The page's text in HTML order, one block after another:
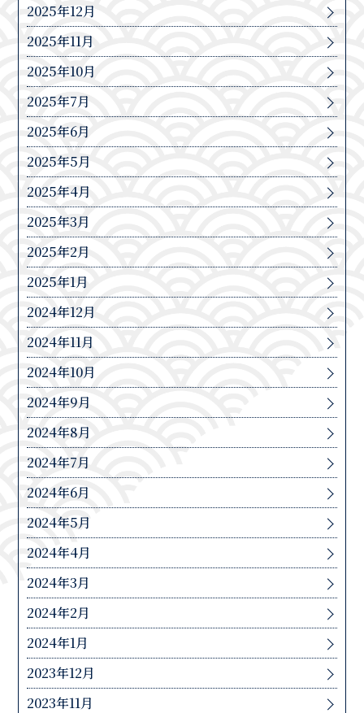
2025年12月
2025年11月
2025年10月
2025年7月
2025年6月
2025年5月
2025年4月
2025年3月
2025年2月
2025年1月
2024年12月
2024年11月
2024年10月
2024年9月
2024年8月
2024年7月
2024年6月
2024年5月
2024年4月
2024年3月
2024年2月
2024年1月
2023年12月
2023年11月